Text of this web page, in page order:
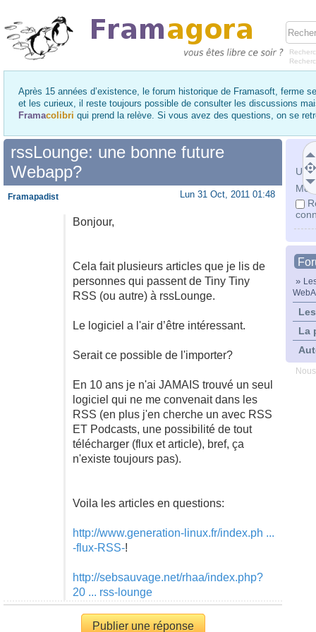
Après 15 années d’existence, le forum historique de Framasoft, ferme
et les curieux, il reste toujours possible de consulter les discussions
Framacolibri qui prend la relève. Si vous avez des questions, on se
Mot
»
La
rssLounge: une bonne future
Webapp?
Lun 31 Oct, 2011 01:48
Bonjour,
Cela fait plusieurs articles que je lis de
personnes qui passent de Tiny Tiny
RSS (ou autre) à rssLounge.
Le logiciel a l'air d’être intéressant.
Serait ce possible de l'importer?
En 10 ans je n'ai JAMAIS trouvé un seul
logiciel qui ne me convenait dans les
RSS (en plus j'en cherche un avec RSS
ET Podcasts, une possibilité de tout
télécharger (flux et article), bref, ça
n'existe toujours pas).
Voila les articles en questions:
http://www.generation-linux.fr/index.ph ...
-flux-RSS-!
http://sebsauvage.net/rhaa/index.php?
20 ... rss-lounge
Framapadist
Publier une réponse